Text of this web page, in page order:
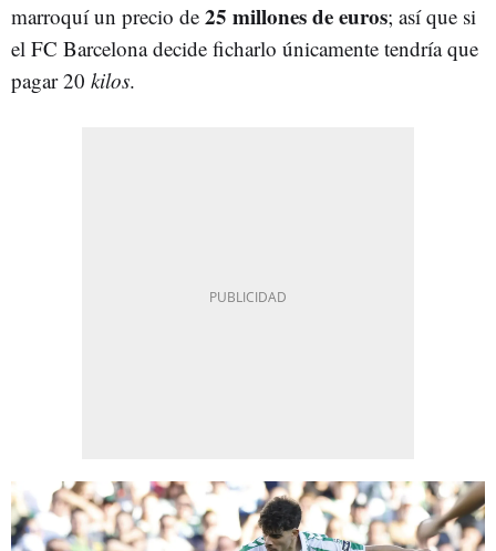
marroquí un precio de 25 millones de euros; así que si
el FC Barcelona decide ficharlo únicamente tendría que
pagar 20 kilos.